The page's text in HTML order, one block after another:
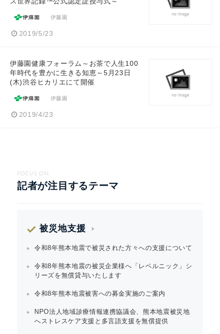
伊藤園
2019/5/23
伊藤園健康フォーラム～お茶で人生100
年時代を豊かに生きる知恵～5月23日
(木)渋谷ヒカリエにて開催
伊藤園
2019/4/23
FOCUS ON
記者が注目するテーマ
被災地支援
令和8年熊本地震で被災された方々への支援について
令和8年熊本地震の被災企業様へ「レベルニック」シ
リーズを無償貸与いたします
令和8年熊本地震被害への募金実施のご案内
NPO法人地域診療情報連携協議会、熊本地震被災地
へストレスケア支援と多言語支援を無償提供